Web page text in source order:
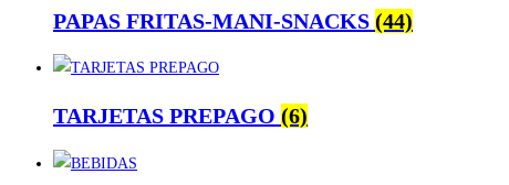
PAPAS FRITAS-MANI-SNACKS (44)
TARJETAS PREPAGO (6)